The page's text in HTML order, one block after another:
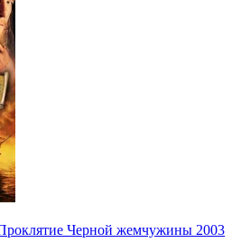
Черной жемчужины 2003